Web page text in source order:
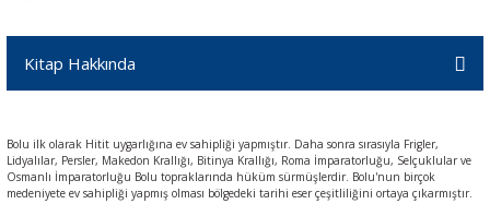
Kitap Hakkında
Bolu ilk olarak Hitit uygarlığına ev sahipliği yapmıştır. Daha sonra sırasıyla Frigler,
Lidyalılar, Persler, Makedon Krallığı, Bitinya Krallığı, Roma İmparatorluğu, Selçuklular ve
Osmanlı İmparatorluğu Bolu topraklarında hüküm sürmüşlerdir. Bolu'nun birçok
medeniyete ev sahipliği yapmış olması bölgedeki tarihi eser çeşitliliğini ortaya çıkarmıştır.